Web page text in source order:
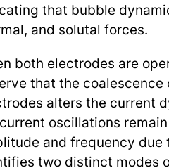
that bubble
and solutal forces.
both electrodes are
that the
alters the current
oscillations
and frequency
two distinct modes